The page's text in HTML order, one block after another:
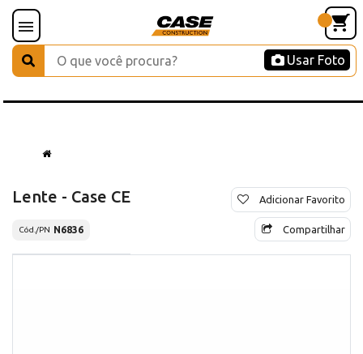
Usar Foto
Lente - Case CE
Cód./PN N6836
Adicionar Favorito
Compartilhar